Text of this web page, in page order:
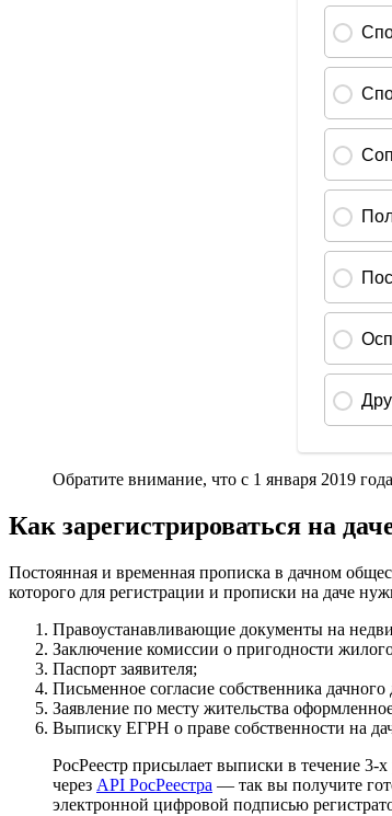
Обратите внимание, что с 1 января 2019
Как зарегистрироваться на
Постоянная и временная прописка в дачном
которого для регистрации и прописки на даче
Правоустанавливающие документы на
Заключение комиссии о пригодности
Паспорт заявителя;
Письменное согласие собственника
Заявление по месту жительства
Выписку ЕГРН о праве собственности на
РосРеестр присылает выписки в течение
через API РосРеестра — так вы получите
электронной цифровой подписью